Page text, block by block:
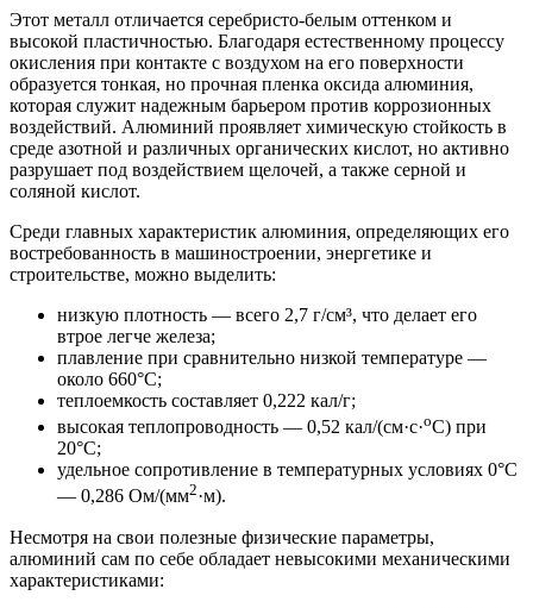
Этот металл отличается серебристо-белым оттенком и
высокой пластичностью. Благодаря естественному процессу
окисления при контакте с воздухом на его поверхности
образуется тонкая, но прочная пленка оксида алюминия,
которая служит надежным барьером против коррозионных
воздействий. Алюминий проявляет химическую стойкость в
среде азотной и различных органических кислот, но активно
разрушает под воздействием щелочей, а также серной и
соляной кислот.
Среди главных характеристик алюминия, определяющих его
востребованность в машиностроении, энергетике и
строительстве, можно выделить:
низкую плотность — всего 2,7 г/см³, что делает его
втрое легче железа;
плавление при сравнительно низкой температуре —
около 660°С;
теплоемкость составляет 0,222 кал/г;
высокая теплопроводность — 0,52 кал/(см·с·оС) при
20°С;
удельное сопротивление в температурных условиях 0°С
— 0,286 Ом/(мм2·м).
Несмотря на свои полезные физические параметры,
алюминий сам по себе обладает невысокими механическими
характеристиками: